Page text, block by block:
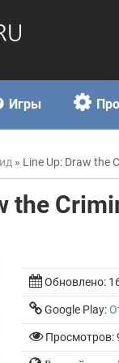
Игры
» Line Up: Draw the
the
Обновлено:
Google Play:
Просмотров: